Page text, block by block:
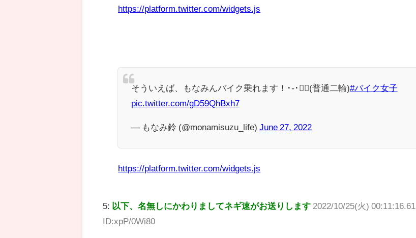
https://platform.twitter.com/widgets.js
そういえば、もなみんバイク乗れます！･֊･︎✌🏻(普通二輪)#バイク女子
pic.twitter.com/gD59QhBxh7
— もなみ鈴 (@monamisuzu_life) June 27, 2022
https://platform.twitter.com/widgets.js
5: 以下、名無しにかわりましてネギ速がお送りします 2022/10/25(火) 00:11:16.61
ID:xpP/0Wi80